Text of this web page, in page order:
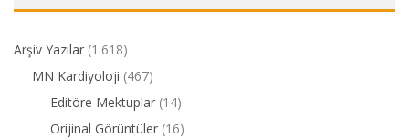
Arşiv Yazılar (1.618)
MN Kardiyoloji (467)
Editöre Mektuplar (14)
Orijinal Görüntüler (16)